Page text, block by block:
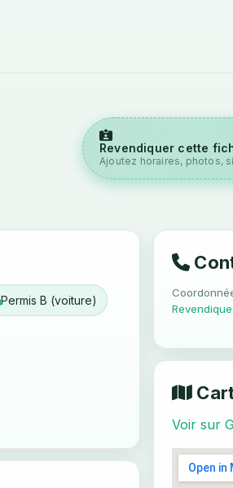
Revendiquer cette
Ajoutez horaires, photos,
Permis B (voiture)
Voir sur